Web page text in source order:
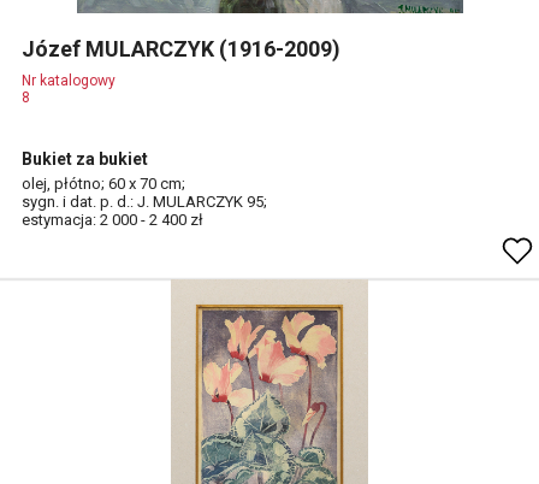
Józef MULARCZYK (1916-2009)
Nr katalogowy
8
Bukiet za bukiet
olej, płótno; 60 x 70 cm;
sygn. i dat. p. d.: J. MULARCZYK 95;
estymacja: 2 000 - 2 400 zł